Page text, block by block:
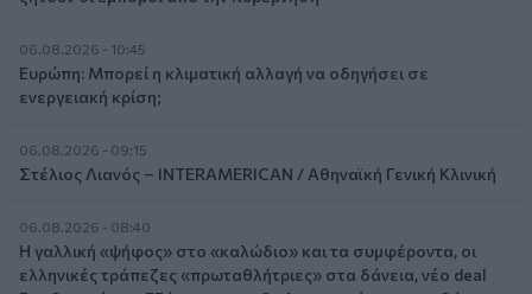
06.08.2026 - 10:45
Ευρώπη: Μπορεί η κλιματική αλλαγή να οδηγήσει σε
ενεργειακή κρίση;
06.08.2026 - 09:15
Στέλιος Λιανός – INTERAMERICAN / Αθηναϊκή Γενική Κλινική
06.08.2026 - 08:40
Η γαλλική «ψήφος» στο «καλώδιο» και τα συμφέροντα, οι
ελληνικές τράπεζες «πρωταθλήτριες» στα δάνεια, νέο deal